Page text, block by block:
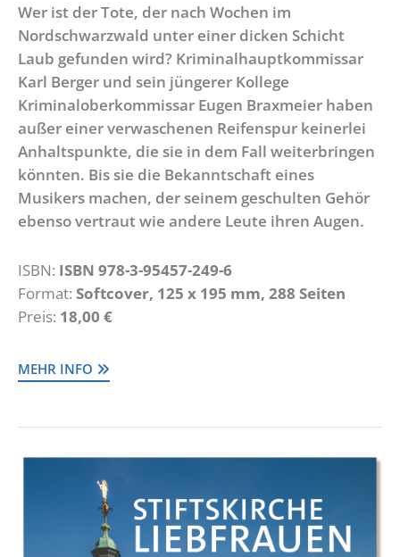
Wer ist der Tote, der nach Wochen im
Nordschwarzwald unter einer dicken Schicht
Laub gefunden wird? Kriminalhauptkommissar
Karl Berger und sein jüngerer Kollege
Kriminaloberkommissar Eugen Braxmeier haben
außer einer verwaschenen Reifenspur keinerlei
Anhaltspunkte, die sie in dem Fall weiterbringen
könnten. Bis sie die Bekanntschaft eines
Musikers machen, der seinem geschulten Gehör
ebenso vertraut wie andere Leute ihren Augen.
ISBN: ISBN 978-3-95457-249-6
Format: Softcover, 125 x 195 mm, 288 Seiten
Preis: 18,00 €
MEHR INFO